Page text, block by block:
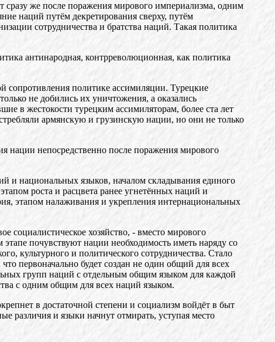
же после поражения мирового империализма, одним
наций путём декретирования сверху, путём
сотрудничества и братства наций. Такая политика
антинародная, контрреволюционная, как политика
сопротивления политике ассимиляции. Турецкие
не добились их уничтожения, а оказались
в жестокости турецким ассимиляторам, более ста лет
армянскую и грузинскую нации, но они не только
нации непосредственно после поражения мирового
и национальных языков, началом складывания единого
роста и расцвета ранее угнетённых наций и
этапом налаживания и укрепления интернациональных
социалистическое хозяйство, - вместо мирового
этапе почувствуют нации необходимость иметь наряду со
культурного и политического сотрудничества. Стало
первоначально будет создан не один общий для всех
групп наций с отдельным общим языком для каждой
с одним общим для всех наций языком.
в достаточной степени и социализм войдёт в быт
различия и языки начнут отмирать, уступая место